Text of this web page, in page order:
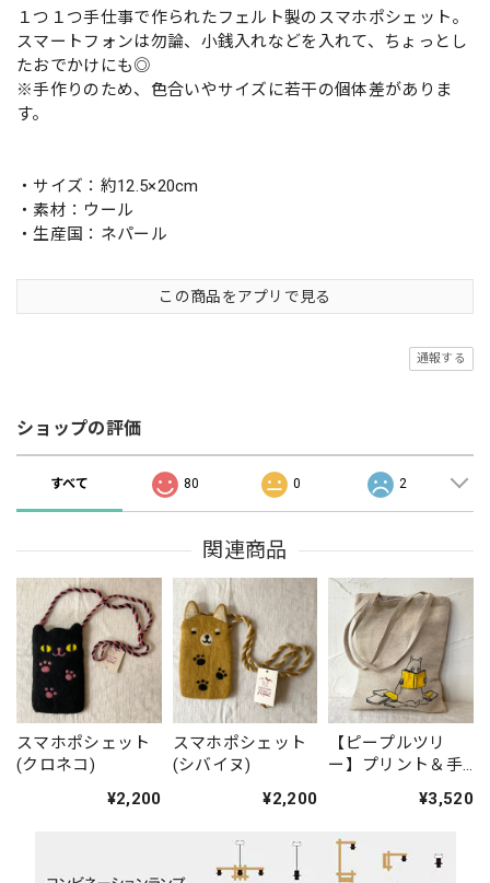
１つ１つ手仕事で作られたフェルト製のスマホポシェット。
スマートフォンは勿論、小銭入れなどを入れて、ちょっとし
たおでかけにも◎
※手作りのため、色合いやサイズに若干の個体差がありま
す。
・サイズ：約12.5×20cm
・素材：ウール
・生産国：ネパール
この商品をアプリで見る
通報する
ショップの評価
すべて 80 0 2
関連商品
スマホポシェット
(クロネコ)
¥2,200
スマホポシェット
(シバイヌ)
¥2,200
【ピープルツリ
ー】プリント＆手
「本を読むムーミ
ントロール」
¥3,520